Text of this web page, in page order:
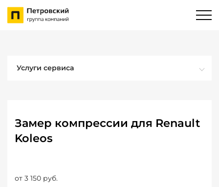
Услуги сервиса
Замер компрессии для Renault
Koleos
от 3 150 руб.